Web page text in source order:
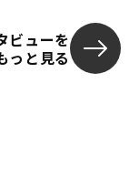
ビューを
っと見る